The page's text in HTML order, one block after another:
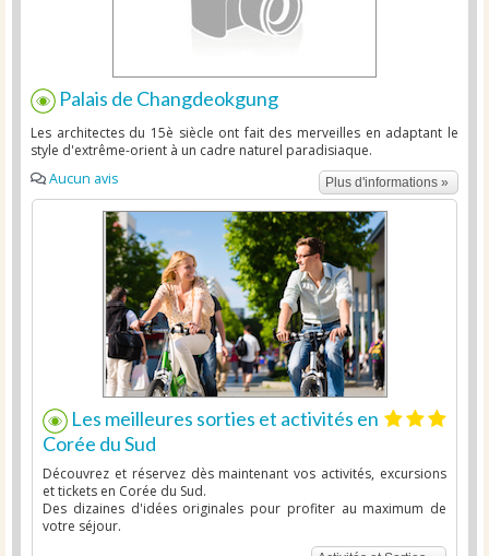
Palais de Changdeokgung
Les architectes du 15è siècle ont fait des merveilles en adaptant le
style d'extrême-orient à un cadre naturel paradisiaque.
Plus d'informations »
Aucun avis
Les meilleures sorties et activités en
Corée du Sud
Découvrez et réservez dès maintenant vos activités, excursions
et tickets en Corée du Sud.
Des dizaines d'idées originales pour profiter au maximum de
votre séjour.